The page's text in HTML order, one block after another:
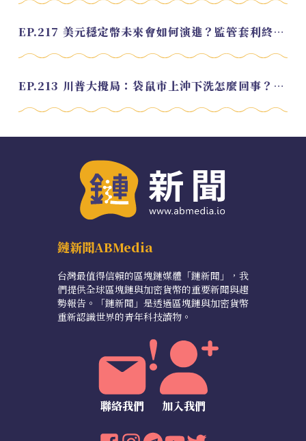
EP.217 美元穩定幣未來會如何演進？監管套利終將收斂？feat. 研究員 余哲安
EP.213 川普大攪局：袋鼠市上沖下洗怎麼回事？feat. Alvin
鏈新聞ABMedia
台灣最值得信賴的區塊鏈媒體「鏈新聞」，我
們提供全球區塊鏈與加密貨幣的重要新聞與趨
勢報告。「鏈新聞」是透過區塊鏈與加密貨幣
重新認識世界的青年科技讀物。
聯絡我們 加入我們